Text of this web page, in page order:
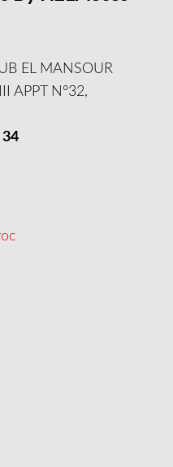
EL MANSOUR
APPT N°32,
34